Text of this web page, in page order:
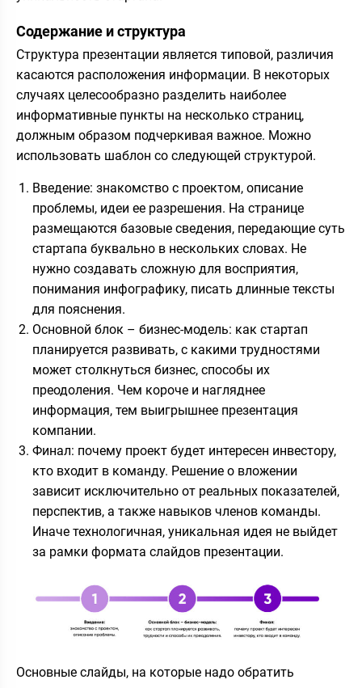
Содержание и структура
Структура презентации является типовой, различия
касаются расположения информации. В некоторых
случаях целесообразно разделить наиболее
информативные пункты на несколько страниц,
должным образом подчеркивая важное. Можно
использовать шаблон со следующей структурой.
Введение: знакомство с проектом, описание
проблемы, идеи ее разрешения. На странице
размещаются базовые сведения, передающие суть
стартапа буквально в нескольких словах. Не
нужно создавать сложную для восприятия,
понимания инфографику, писать длинные тексты
для пояснения.
Основной блок – бизнес-модель: как стартап
планируется развивать, с какими трудностями
может столкнуться бизнес, способы их
преодоления. Чем короче и нагляднее
информация, тем выигрышнее презентация
компании.
Финал: почему проект будет интересен инвестору,
кто входит в команду. Решение о вложении
зависит исключительно от реальных показателей,
перспектив, а также навыков членов команды.
Иначе технологичная, уникальная идея не выйдет
за рамки формата слайдов презентации.
Основные слайды, на которые надо обратить